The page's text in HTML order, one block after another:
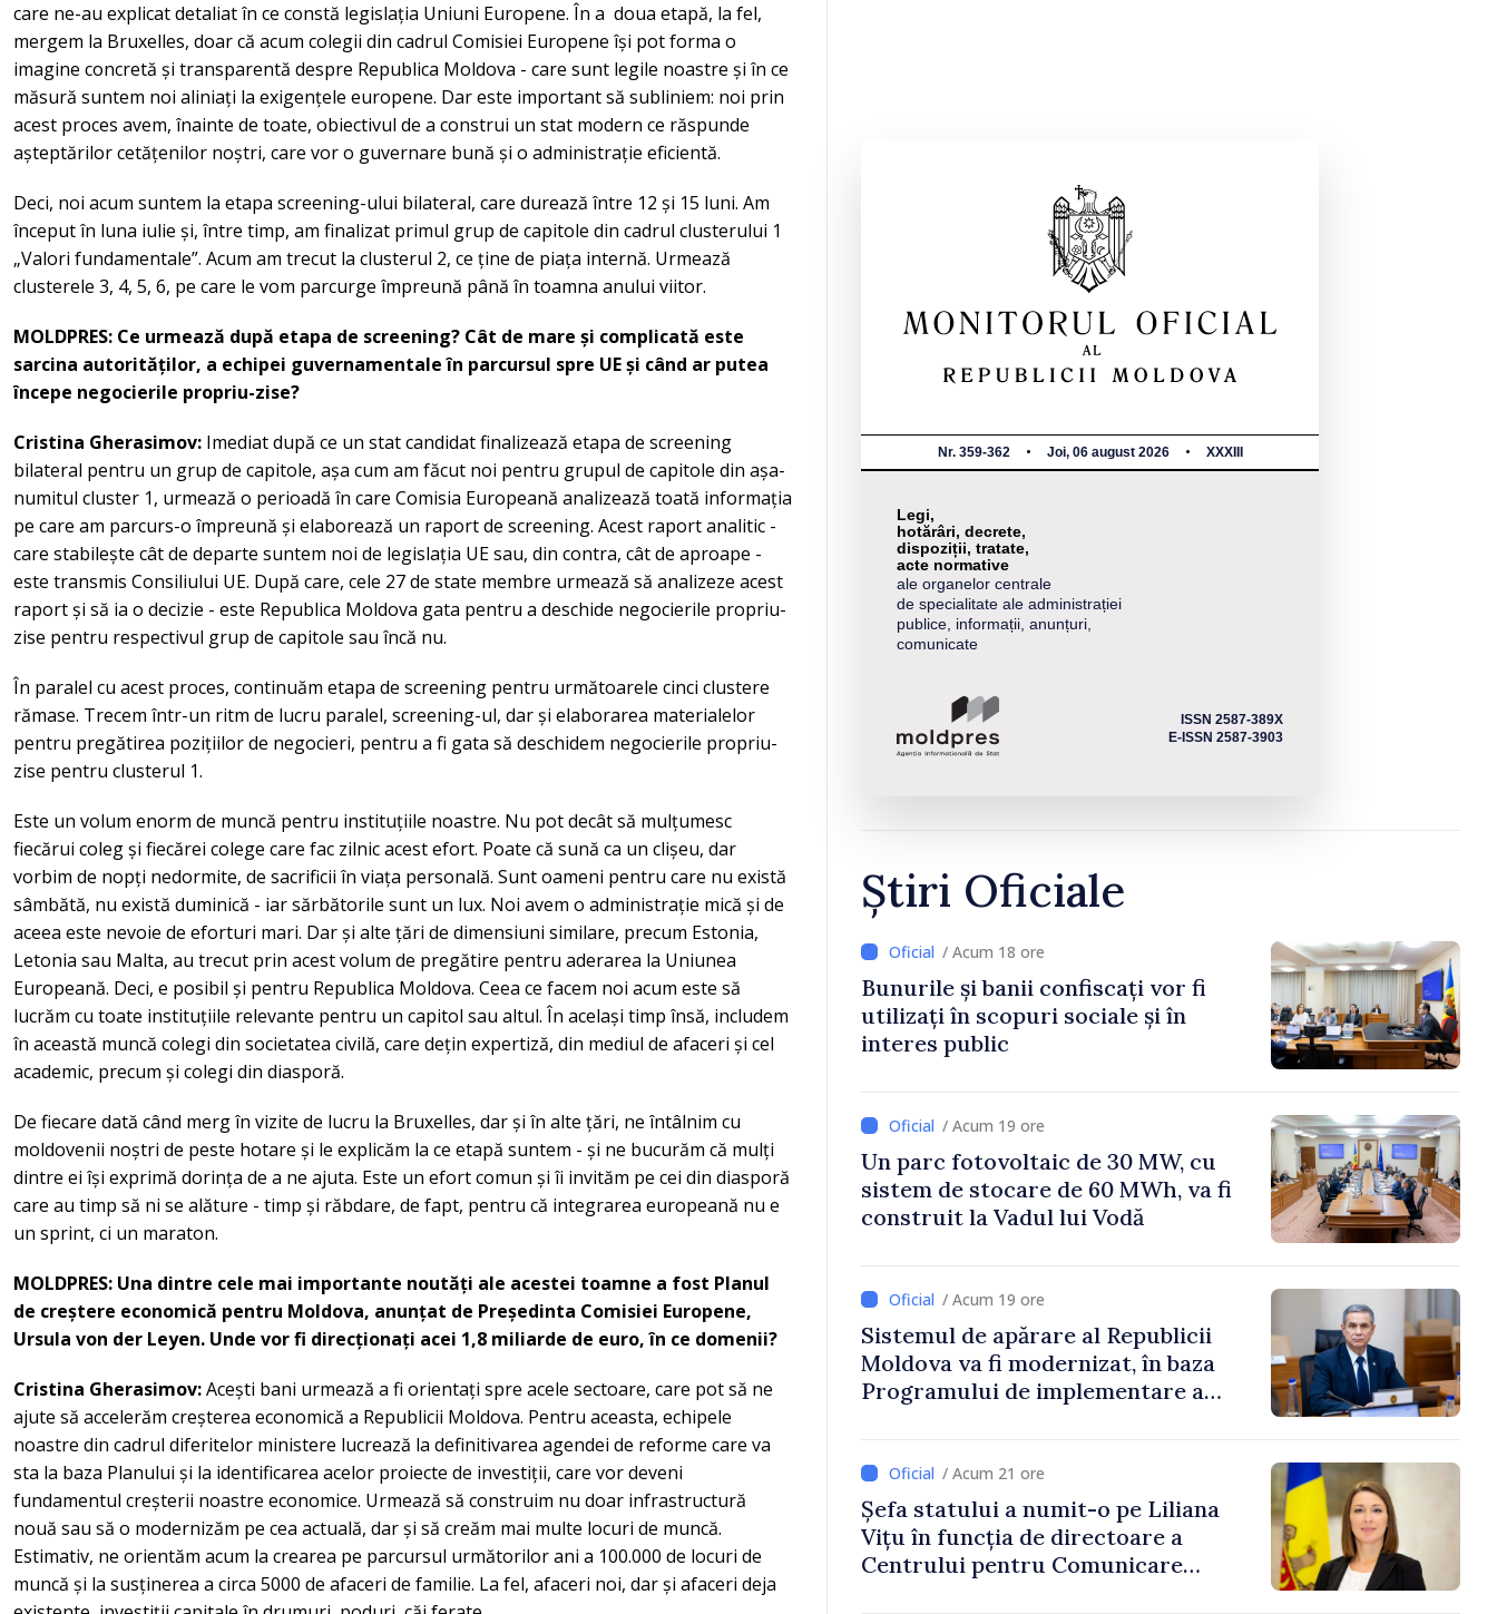
care ne-au explicat detaliat în ce constă legislația Uniuni Europene. În a doua etapă, la fel,
mergem la Bruxelles, doar că acum colegii din cadrul Comisiei Europene își pot forma o
imagine concretă și transparentă despre Republica Moldova - care sunt legile noastre și în ce
măsură suntem noi aliniați la exigențele europene. Dar este important să subliniem: noi prin
acest proces avem, înainte de toate, obiectivul de a construi un stat modern ce răspunde
așteptărilor cetățenilor noștri, care vor o guvernare bună și o administrație eficientă.
Deci, noi acum suntem la etapa screening-ului bilateral, care durează între 12 și 15 luni. Am
început în luna iulie și, între timp, am finalizat primul grup de capitole din cadrul clusterului 1
„Valori fundamentale”. Acum am trecut la clusterul 2, ce ține de piața internă. Urmează
clusterele 3, 4, 5, 6, pe care le vom parcurge împreună până în toamna anului viitor.
MOLDPRES: Ce urmează după etapa de screening? Cât de mare și complicată este
sarcina autorităților, a echipei guvernamentale în parcursul spre UE și când ar putea
începe negocierile propriu-zise?
Cristina Gherasimov: Imediat după ce un stat candidat finalizează etapa de screening
bilateral pentru un grup de capitole, așa cum am făcut noi pentru grupul de capitole din așa-
numitul cluster 1, urmează o perioadă în care Comisia Europeană analizează toată informația
pe care am parcurs-o împreună și elaborează un raport de screening. Acest raport analitic -
care stabilește cât de departe suntem noi de legislația UE sau, din contra, cât de aproape -
este transmis Consiliului UE. După care, cele 27 de state membre urmează să analizeze acest
raport și să ia o decizie - este Republica Moldova gata pentru a deschide negocierile propriu-
zise pentru respectivul grup de capitole sau încă nu.
În paralel cu acest proces, continuăm etapa de screening pentru următoarele cinci clustere
rămase. Trecem într-un ritm de lucru paralel, screening-ul, dar și elaborarea materialelor
pentru pregătirea pozițiilor de negocieri, pentru a fi gata să deschidem negocierile propriu-
zise pentru clusterul 1.
Este un volum enorm de muncă pentru instituțiile noastre. Nu pot decât să mulțumesc
fiecărui coleg și fiecărei colege care fac zilnic acest efort. Poate că sună ca un clișeu, dar
vorbim de nopți nedormite, de sacrificii în viața personală. Sunt oameni pentru care nu există
sâmbătă, nu există duminică - iar sărbătorile sunt un lux. Noi avem o administrație mică și de
aceea este nevoie de eforturi mari. Dar și alte țări de dimensiuni similare, precum Estonia,
Letonia sau Malta, au trecut prin acest volum de pregătire pentru aderarea la Uniunea
Europeană. Deci, e posibil și pentru Republica Moldova. Ceea ce facem noi acum este să
lucrăm cu toate instituțiile relevante pentru un capitol sau altul. În același timp însă, includem
în această muncă colegi din societatea civilă, care dețin expertiză, din mediul de afaceri și cel
academic, precum și colegi din diasporă.
De fiecare dată când merg în vizite de lucru la Bruxelles, dar și în alte țări, ne întâlnim cu
moldovenii noștri de peste hotare și le explicăm la ce etapă suntem - și ne bucurăm că mulți
dintre ei își exprimă dorința de a ne ajuta. Este un efort comun și îi invităm pe cei din diasporă
care au timp să ni se alăture - timp și răbdare, de fapt, pentru că integrarea europeană nu e
un sprint, ci un maraton.
MOLDPRES: Una dintre cele mai importante noutăți ale acestei toamne a fost Planul
de creștere economică pentru Moldova, anunțat de Președinta Comisiei Europene,
Ursula von der Leyen. Unde vor fi direcționați acei 1,8 miliarde de euro, în ce domenii?
Cristina Gherasimov:Acești bani urmează a fi orientați spre acele sectoare, care pot să ne
ajute să accelerăm creșterea economică a Republicii Moldova. Pentru aceasta, echipele
noastre din cadrul diferitelor ministere lucrează la definitivarea agendei de reforme care va
sta la baza Planului și la identificarea acelor proiecte de investiții, care vor deveni
fundamentul creșterii noastre economice. Urmează să construim nu doar infrastructură
nouă sau să o modernizăm pe cea actuală, dar și să creăm mai multe locuri de muncă.
Estimativ, ne orientăm acum la crearea pe parcursul următorilor ani a 100.000 de locuri de
muncă și la susținerea a circa 5000 de afaceri de familie. La fel, afaceri noi, dar și afaceri deja
Nr. 359-362 Joi, 06 august 2026 XXXIII
Legi,
hotărâri, decrete,
dispoziții, tratate,
acte normative
ale organelor centrale
de specialitate ale administrației
publice, informații, anunțuri,
comunicate
ISSN 2587-389X
E-ISSN 2587-3903
Știri Oficiale
/ Acum 18 ore
Bunurile și banii confiscați vor fi
utilizați în scopuri sociale și în
interes public
/ Acum 19 ore
Un parc fotovoltaic de 30 MW, cu
sistem de stocare de 60 MWh, va fi
construit la Vadul lui Vodă
/ Acum 19 ore
Sistemul de apărare al Republicii
Moldova va fi modernizat, în baza
Programului de implementare a
/ Acum 21 ore
Șefa statului a numit-o pe Liliana
Vițu în funcția de directoare a
Centrului pentru Comunicare